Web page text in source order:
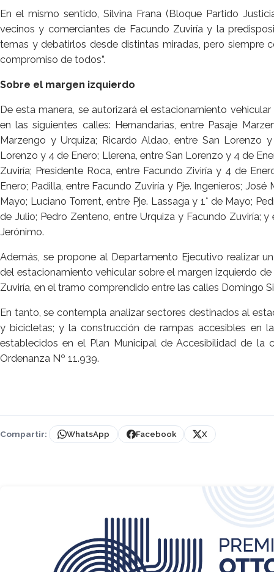
En el mismo sentido, Silvina Frana (Bloque Partido
vecinos y comerciantes de Facundo Zuviría y la
temas y debatirlos desde distintas miradas, pero siempre
compromiso de todos”.
Sobre el margen izquierdo
De esta manera, se autorizará el estacionamiento
en las siguientes calles: Hernandarias, entre Pasaje
Marzengo y Urquiza; Ricardo Aldao, entre San Lorenzo
Lorenzo y 4 de Enero; Llerena, entre San Lorenzo y 4 de
Zuviría; Presidente Roca, entre Facundo Ziviría y 4 de
Enero; Padilla, entre Facundo Zuviría y Pje. Ingenieros; José
Mayo; Luciano Torrent, entre Pje. Lassaga y 1° de Mayo;
de Julio; Pedro Zenteno, entre Urquiza y Facundo Zuviría;
Jerónimo.
Además, se propone al Departamento Ejecutivo realizar
del estacionamiento vehicular sobre el margen izquierdo
Zuviría, en el tramo comprendido entre las calles Domingo
En tanto, se contempla analizar sectores destinados al
y bicicletas; y la construcción de rampas accesibles en
establecidos en el Plan Municipal de Accesibilidad de la
Ordenanza Nº 11.939.
Compartir: WhatsApp Facebook X